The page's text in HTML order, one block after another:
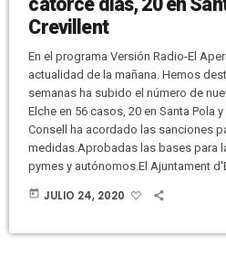
Crevillent
En el programa Versión Radio-El
actualidad de la mañana. Hemos
semanas ha subido el número de
Elche en 56 casos, 20 en Santa Pola
Consell ha acordado las sanciones
medidas.Aprobadas las bases para
pymes y autónomos.El Ajuntament
today JULIO 24, 2020